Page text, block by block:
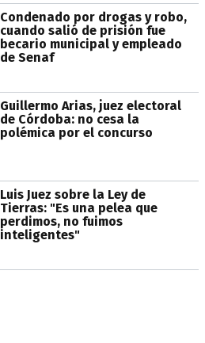
Condenado por drogas y robo,
cuando salió de prisión fue
becario municipal y empleado
de Senaf
Guillermo Arias, juez electoral
de Córdoba: no cesa la
polémica por el concurso
Luis Juez sobre la Ley de
Tierras: "Es una pelea que
perdimos, no fuimos
inteligentes"